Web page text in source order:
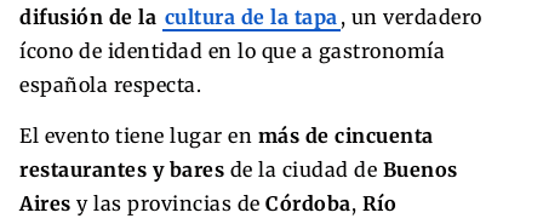
difusión de la cultura de la tapa , un verdadero
ícono de identidad en lo que a gastronomía
española respecta.
El evento tiene lugar en más de cincuenta
restaurantes y bares de la ciudad de Buenos
Aires y las provincias de Córdoba, Río